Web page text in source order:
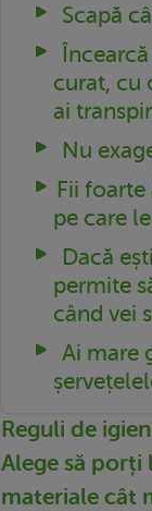
Scapă
curat, cu
ai
Nu
Fii
pe care
Dacă
permite
când vei
Ai mare
Reguli de
Alege să
materiale cât